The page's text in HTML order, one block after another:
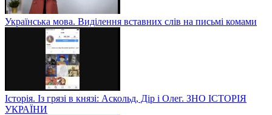
Українська мова. Виділення вставних слів на письмі комами
Історія. Із грязі в князі: Аскольд, Дір і Олег. ЗНО ІСТОРІЯ
УКРАЇНИ